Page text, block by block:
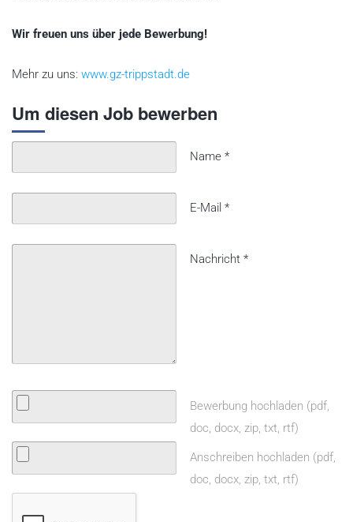
Wir freuen uns über jede Bewerbung!
Mehr zu uns: www.gz-trippstadt.de
Um diesen Job bewerben
Name *
E-Mail *
Nachricht *
Bewerbung hochladen (pdf,
doc, docx, zip, txt, rtf)
Anschreiben hochladen (pdf,
doc, docx, zip, txt, rtf)